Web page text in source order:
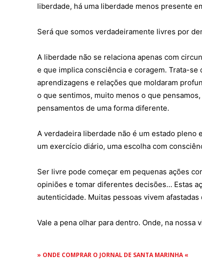
liberdade, há uma liberdade menos presente
Será que somos verdadeiramente livres por
A liberdade não se relaciona apenas com
e que implica consciência e coragem. Trata-
aprendizagens e relações que moldaram
o que sentimos, muito menos o que
pensamentos de uma forma diferente.
A verdadeira liberdade não é um estado
um exercício diário, uma escolha com
Ser livre pode começar em pequenas ações
opiniões e tomar diferentes decisões… Estas
autenticidade. Muitas pessoas vivem
Vale a pena olhar para dentro. Onde, na
» ONDE COMPRAR O JORNAL DE SANTA MARINHA «